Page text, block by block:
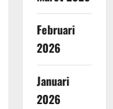
Februari
2026
Januari
2026